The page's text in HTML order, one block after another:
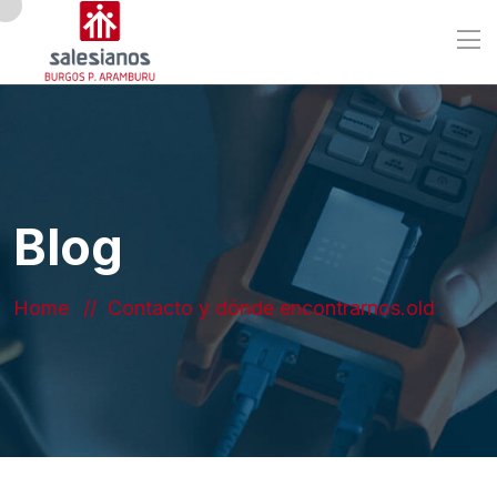
Blog
Home Contacto y dónde encontrarnos.old